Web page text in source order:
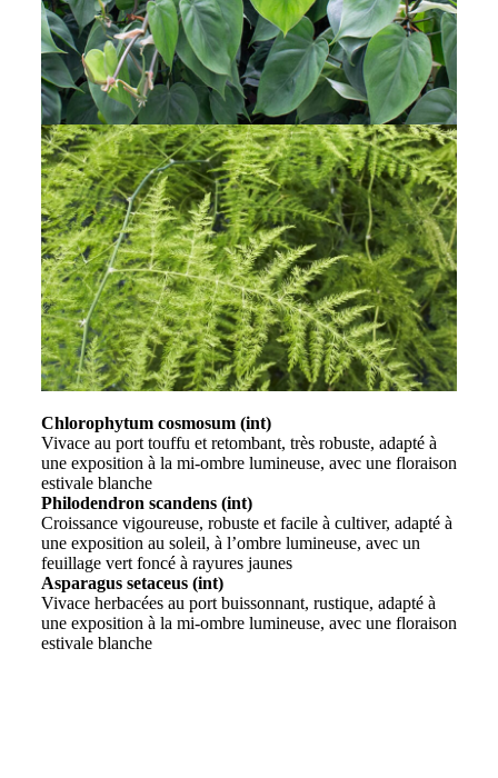
Chlorophytum cosmosum (int)
Vivace au port touffu et retombant, très robuste, adapté à
une exposition à la mi-ombre lumineuse, avec une floraison
estivale blanche
Philodendron scandens (int)
Croissance vigoureuse, robuste et facile à cultiver, adapté à
une exposition au soleil, à l’ombre lumineuse, avec un
feuillage vert foncé à rayures jaunes
Asparagus setaceus (int)
Vivace herbacées au port buissonnant, rustique, adapté à
une exposition à la mi-ombre lumineuse, avec une floraison
estivale blanche